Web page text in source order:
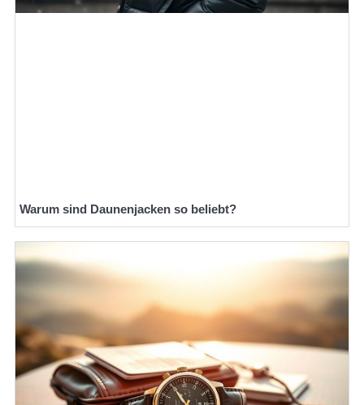
Warum sind Daunenjacken so beliebt?